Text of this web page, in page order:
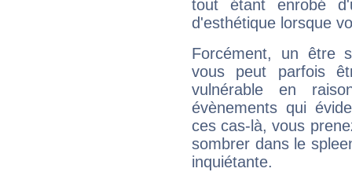
tout étant enrobé
d'esthétique lorsque
Forcément, un être
vous peut parfois
vulnérable en
évènements qui
ces cas-là, vous
sombrer dans le
inquiétante.